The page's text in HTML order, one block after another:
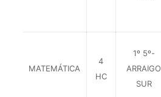
MATEMÁTICA
4
HC
1º 5º-
ARRAIGO
SUR